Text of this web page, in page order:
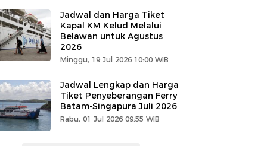
Jadwal dan Harga Tiket
Kapal KM Kelud Melalui
Belawan untuk Agustus
2026
Minggu, 19 Jul 2026 10:00 WIB
Jadwal Lengkap dan Harga
Tiket Penyeberangan Ferry
Batam-Singapura Juli 2026
Rabu, 01 Jul 2026 09:55 WIB